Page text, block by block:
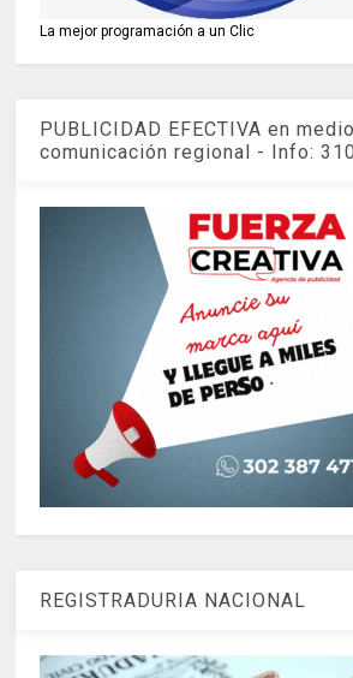
La mejor programación a un Clic
PUBLICIDAD EFECTIVA en
comunicación regional - Info:
REGISTRADURIA NACIONAL